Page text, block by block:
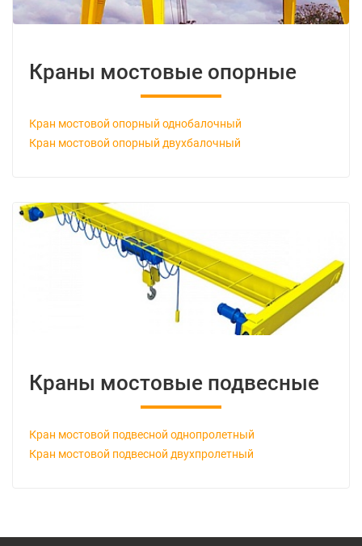
Краны мостовые опорные
Кран мостовой опорный однобалочный
Кран мостовой опорный двухбалочный
Краны мостовые подвесные
Кран мостовой подвесной однопролетный
Кран мостовой подвесной двухпролетный